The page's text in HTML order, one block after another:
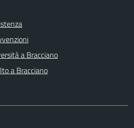
a Bracciano
a Bracciano